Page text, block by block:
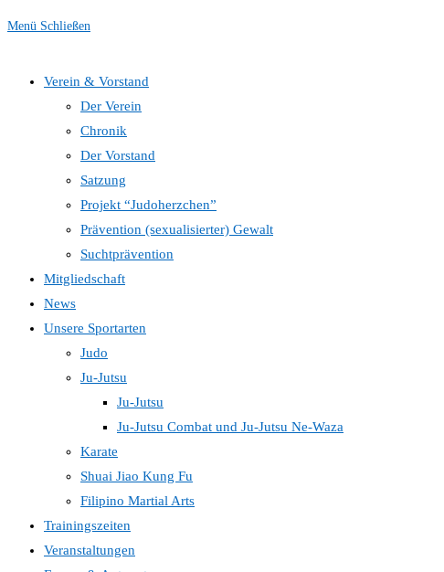
Menü Schließen
Verein & Vorstand
Der Verein
Chronik
Der Vorstand
Satzung
Projekt “Judoherzchen”
Prävention (sexualisierter) Gewalt
Suchtprävention
Mitgliedschaft
News
Unsere Sportarten
Judo
Ju-Jutsu
Ju-Jutsu
Ju-Jutsu Combat und Ju-Jutsu Ne-Waza
Karate
Shuai Jiao Kung Fu
Filipino Martial Arts
Trainingszeiten
Veranstaltungen